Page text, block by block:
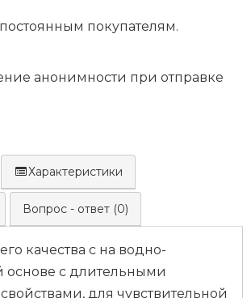
покупателям.
анонимности при отправке
Характеристики
Вопрос - ответ (0)
качества с на водно-
основе с длительными
для чувствительной